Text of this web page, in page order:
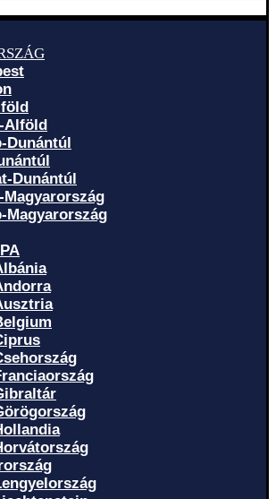
Alföld
Dunántúl
Dunántúl
Magyarország
Magyarország